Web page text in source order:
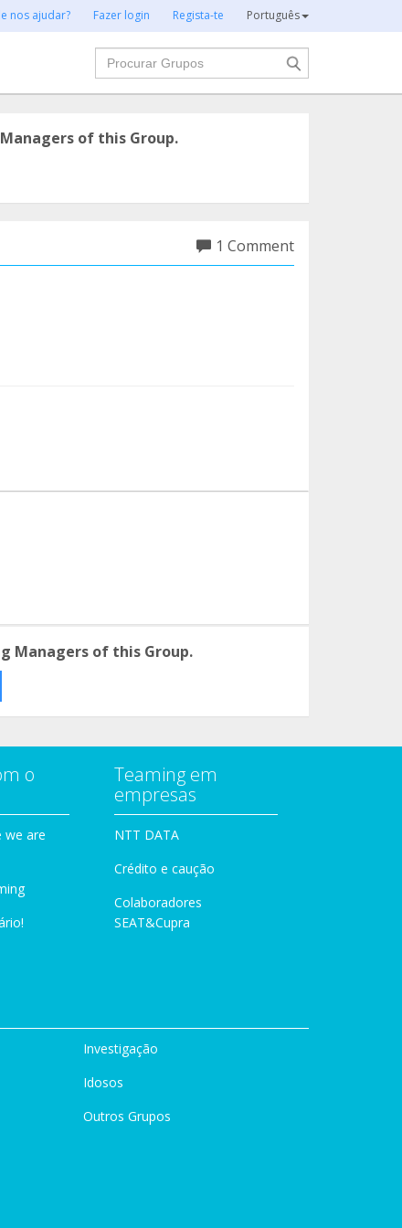
nos ajudar? Fazer login Regista-te Português
Procurar
of this Group.
1 Comment
Managers of this Group.
o
we are
Teaming em
empresas
NTT DATA
Crédito e caução
Colaboradores
SEAT&Cupra
Investigação
Idosos
Outros Grupos